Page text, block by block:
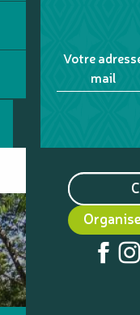
Votre
mail